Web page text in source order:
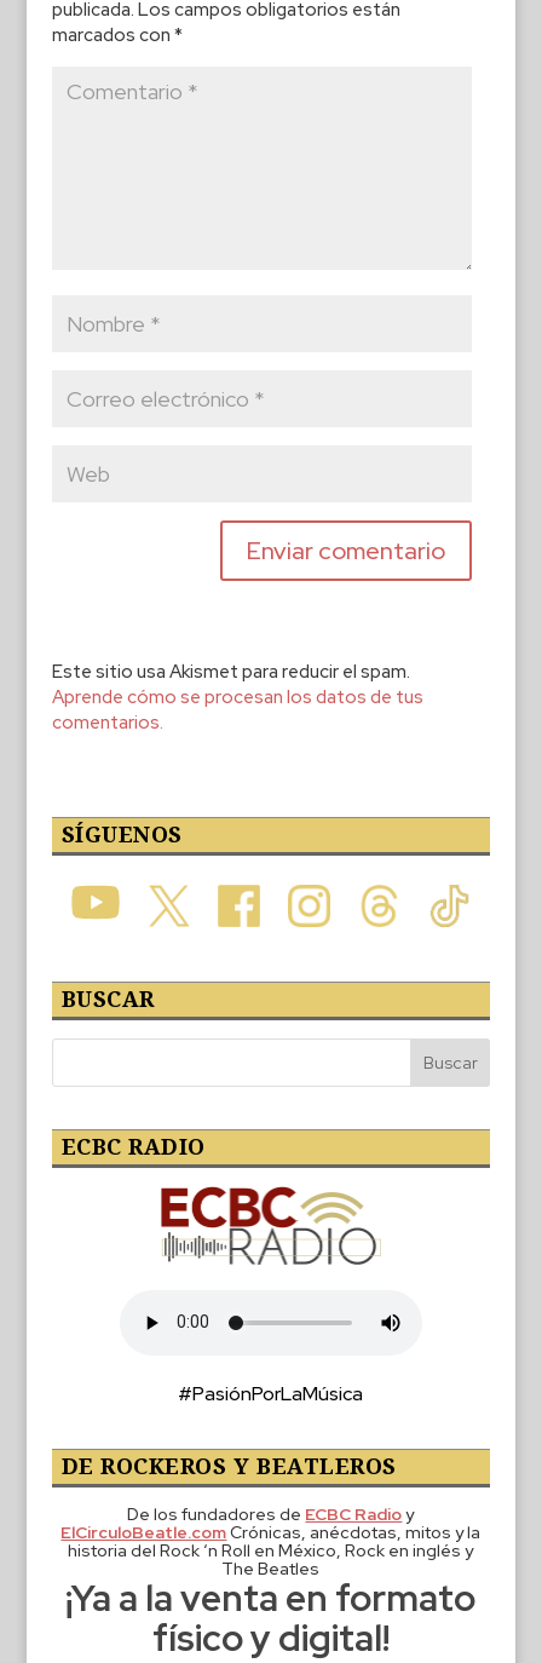
publicada. Los campos obligatorios están
marcados con *
Este sitio usa Akismet para reducir el spam.
Aprende cómo se procesan los datos de tus
comentarios.
SÍGUENOS
BUSCAR
ECBC RADIO
#PasiónPorLaMúsica
DE ROCKEROS Y BEATLEROS
De los fundadores de ECBC Radioy
ElCirculoBeatle.comCrónicas, anécdotas, mitos y la
historia del Rock ‘n Roll en México, Rock en inglés y
The Beatles
¡Ya a la venta en formato
físico y digital!